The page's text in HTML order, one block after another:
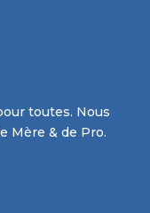
toutes. Nous
Mère & de Pro.